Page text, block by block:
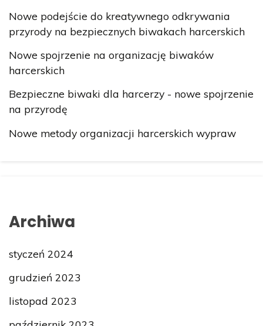
Nowe podejście do kreatywnego odkrywania
przyrody na bezpiecznych biwakach harcerskich
Nowe spojrzenie na organizację biwaków
harcerskich
Bezpieczne biwaki dla harcerzy - nowe spojrzenie
na przyrodę
Nowe metody organizacji harcerskich wypraw
Archiwa
styczeń 2024
grudzień 2023
listopad 2023